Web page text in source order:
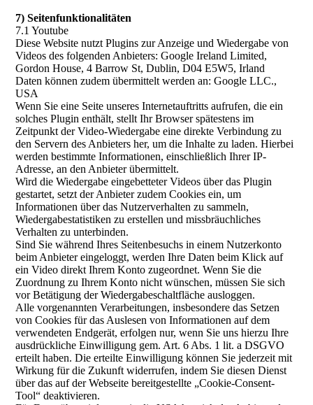
7) Seitenfunktionalitäten
7.1 Youtube
Diese Website nutzt Plugins zur Anzeige und Wiedergabe von
Videos des folgenden Anbieters: Google Ireland Limited,
Gordon House, 4 Barrow St, Dublin, D04 E5W5, Irland
Daten können zudem übermittelt werden an: Google LLC.,
USA
Wenn Sie eine Seite unseres Internetauftritts aufrufen, die ein
solches Plugin enthält, stellt Ihr Browser spätestens im
Zeitpunkt der Video-Wiedergabe eine direkte Verbindung zu
den Servern des Anbieters her, um die Inhalte zu laden. Hierbei
werden bestimmte Informationen, einschließlich Ihrer IP-
Adresse, an den Anbieter übermittelt.
Wird die Wiedergabe eingebetteter Videos über das Plugin
gestartet, setzt der Anbieter zudem Cookies ein, um
Informationen über das Nutzerverhalten zu sammeln,
Wiedergabestatistiken zu erstellen und missbräuchliches
Verhalten zu unterbinden.
Sind Sie während Ihres Seitenbesuchs in einem Nutzerkonto
beim Anbieter eingeloggt, werden Ihre Daten beim Klick auf
ein Video direkt Ihrem Konto zugeordnet. Wenn Sie die
Zuordnung zu Ihrem Konto nicht wünschen, müssen Sie sich
vor Betätigung der Wiedergabeschaltfläche ausloggen.
Alle vorgenannten Verarbeitungen, insbesondere das Setzen
von Cookies für das Auslesen von Informationen auf dem
verwendeten Endgerät, erfolgen nur, wenn Sie uns hierzu Ihre
ausdrückliche Einwilligung gem. Art. 6 Abs. 1 lit. a DSGVO
erteilt haben. Die erteilte Einwilligung können Sie jederzeit mit
Wirkung für die Zukunft widerrufen, indem Sie diesen Dienst
über das auf der Webseite bereitgestellte „Cookie-Consent-
Tool“ deaktivieren.